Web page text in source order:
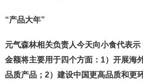
“产品大年”
元气森林相关负责人今天向小食代表
金额将主要用于四个方面：1）开展海
品质产品；2）建设中国更高品质和更